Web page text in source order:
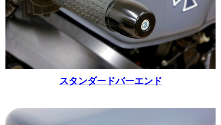
スタンダードバーエンド